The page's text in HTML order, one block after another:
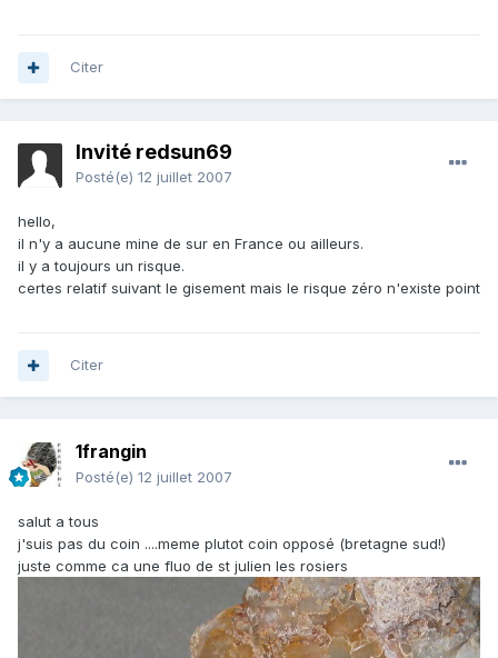
Citer
Invité redsun69
Posté(e) 12 juillet 2007
hello,
il n'y a aucune mine de sur en France ou ailleurs.
il y a toujours un risque.
certes relatif suivant le gisement mais le risque zéro n'existe point
Citer
1frangin
Posté(e) 12 juillet 2007
salut a tous
j'suis pas du coin ....meme plutot coin opposé (bretagne sud!)
juste comme ca une fluo de st julien les rosiers